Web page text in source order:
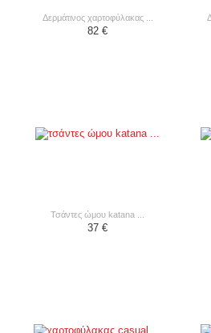
δερμάτινος χαρτοφύλακας ...
82 €
τσάντες ώμου katana ...
37 €